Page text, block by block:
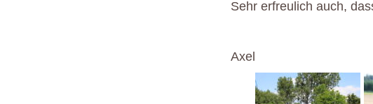
Sehr erfreulich auch,
Axel